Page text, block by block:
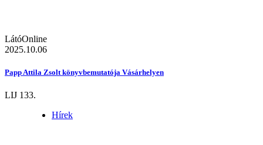
LátóOnline
2025.10.06
Papp Attila Zsolt könyvbemutatója Vásárhelyen
LIJ 133.
Hírek